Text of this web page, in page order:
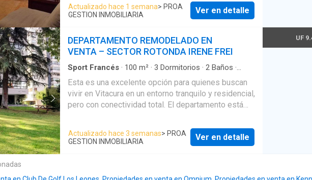
cocina con loggia, y servicios completos.muy buen
propiedad alarma, antejardín, comedor de diario,
despensa, escritorio, lavadero interior, living
comedor separado, patio de servicio, pieza de
servicio, reja en ventanas, riego automático, sala de
estar, terraza con techo, cocina amoblada Gastos
Contribuciones: $ 400.000
Actualizado hace 1 semana> PROA
GESTION INMOBILIARIA
Ver en detalle
DEPARTAMENTO REMODELADO EN
VENTA – SECTOR ROTONDA IRENE FREI
Sport Francés · 100 m² · 3 Dormitorios · 2 Baños ·
Electricidad·Jardín·Calefacción·Internet·Ascensor
Seguridad·Terraza·Agua
Esta es una excelente opción para quienes buscan
vivir en Vitacura en un entorno tranquilo y residencial,
pero con conectividad total. El departamento está
esos que destacan por sus amplios parques
interiores y juegos infantiles. Fue remodelado
Actualizado hace 3 semanas> PROA
GESTION INMOBILIARIA
Ver en detalle
UF